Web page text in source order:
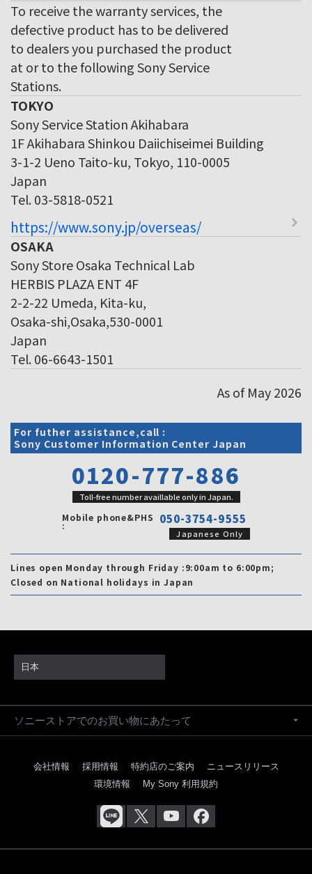
To receive the warranty services, the
defective product has to be delivered
to dealers you purchased the product
at or to the following Sony Service
Stations.
TOKYO
Sony Service Station Akihabara
1F Akihabara Shinkou Daiichiseimei Building
3-1-2 Ueno Taito-ku, Tokyo, 110-0005
Japan
Tel. 03-5818-0521
https://www.sony.jp/overseas/
OSAKA
Sony Store Osaka Technical Lab
HERBIS PLAZA ENT 4F
2-2-22 Umeda, Kita-ku,
Osaka-shi,Osaka,530-0001
Japan
Tel. 06-6643-1501
As of May 2026
For futher assistance,call :
Sony Customer Information Center Japan
0120-777-886
Toll-free number availlable only in Japan.
Mobile phone&PHS
: 050-3754-9555
Japanese Only
Lines open Monday through Friday :9:00am to 6:00pm;
Closed on National holidays in Japan
日本
ソニーストアでのお買い物にあたって
会社情報 採用情報 特約店のご案内
ニュースリリース
環境情報
My Sony 利用規約